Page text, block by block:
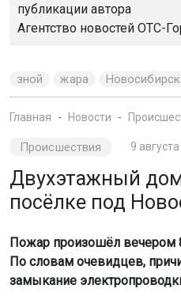
публикации автора
Агентство новостей ОТС-
зной жара
Главная Новости
Происшествия 9
Двухэтажный
посёлке под
Пожар произошёл вечером
По словам очевидцев,
замыкание